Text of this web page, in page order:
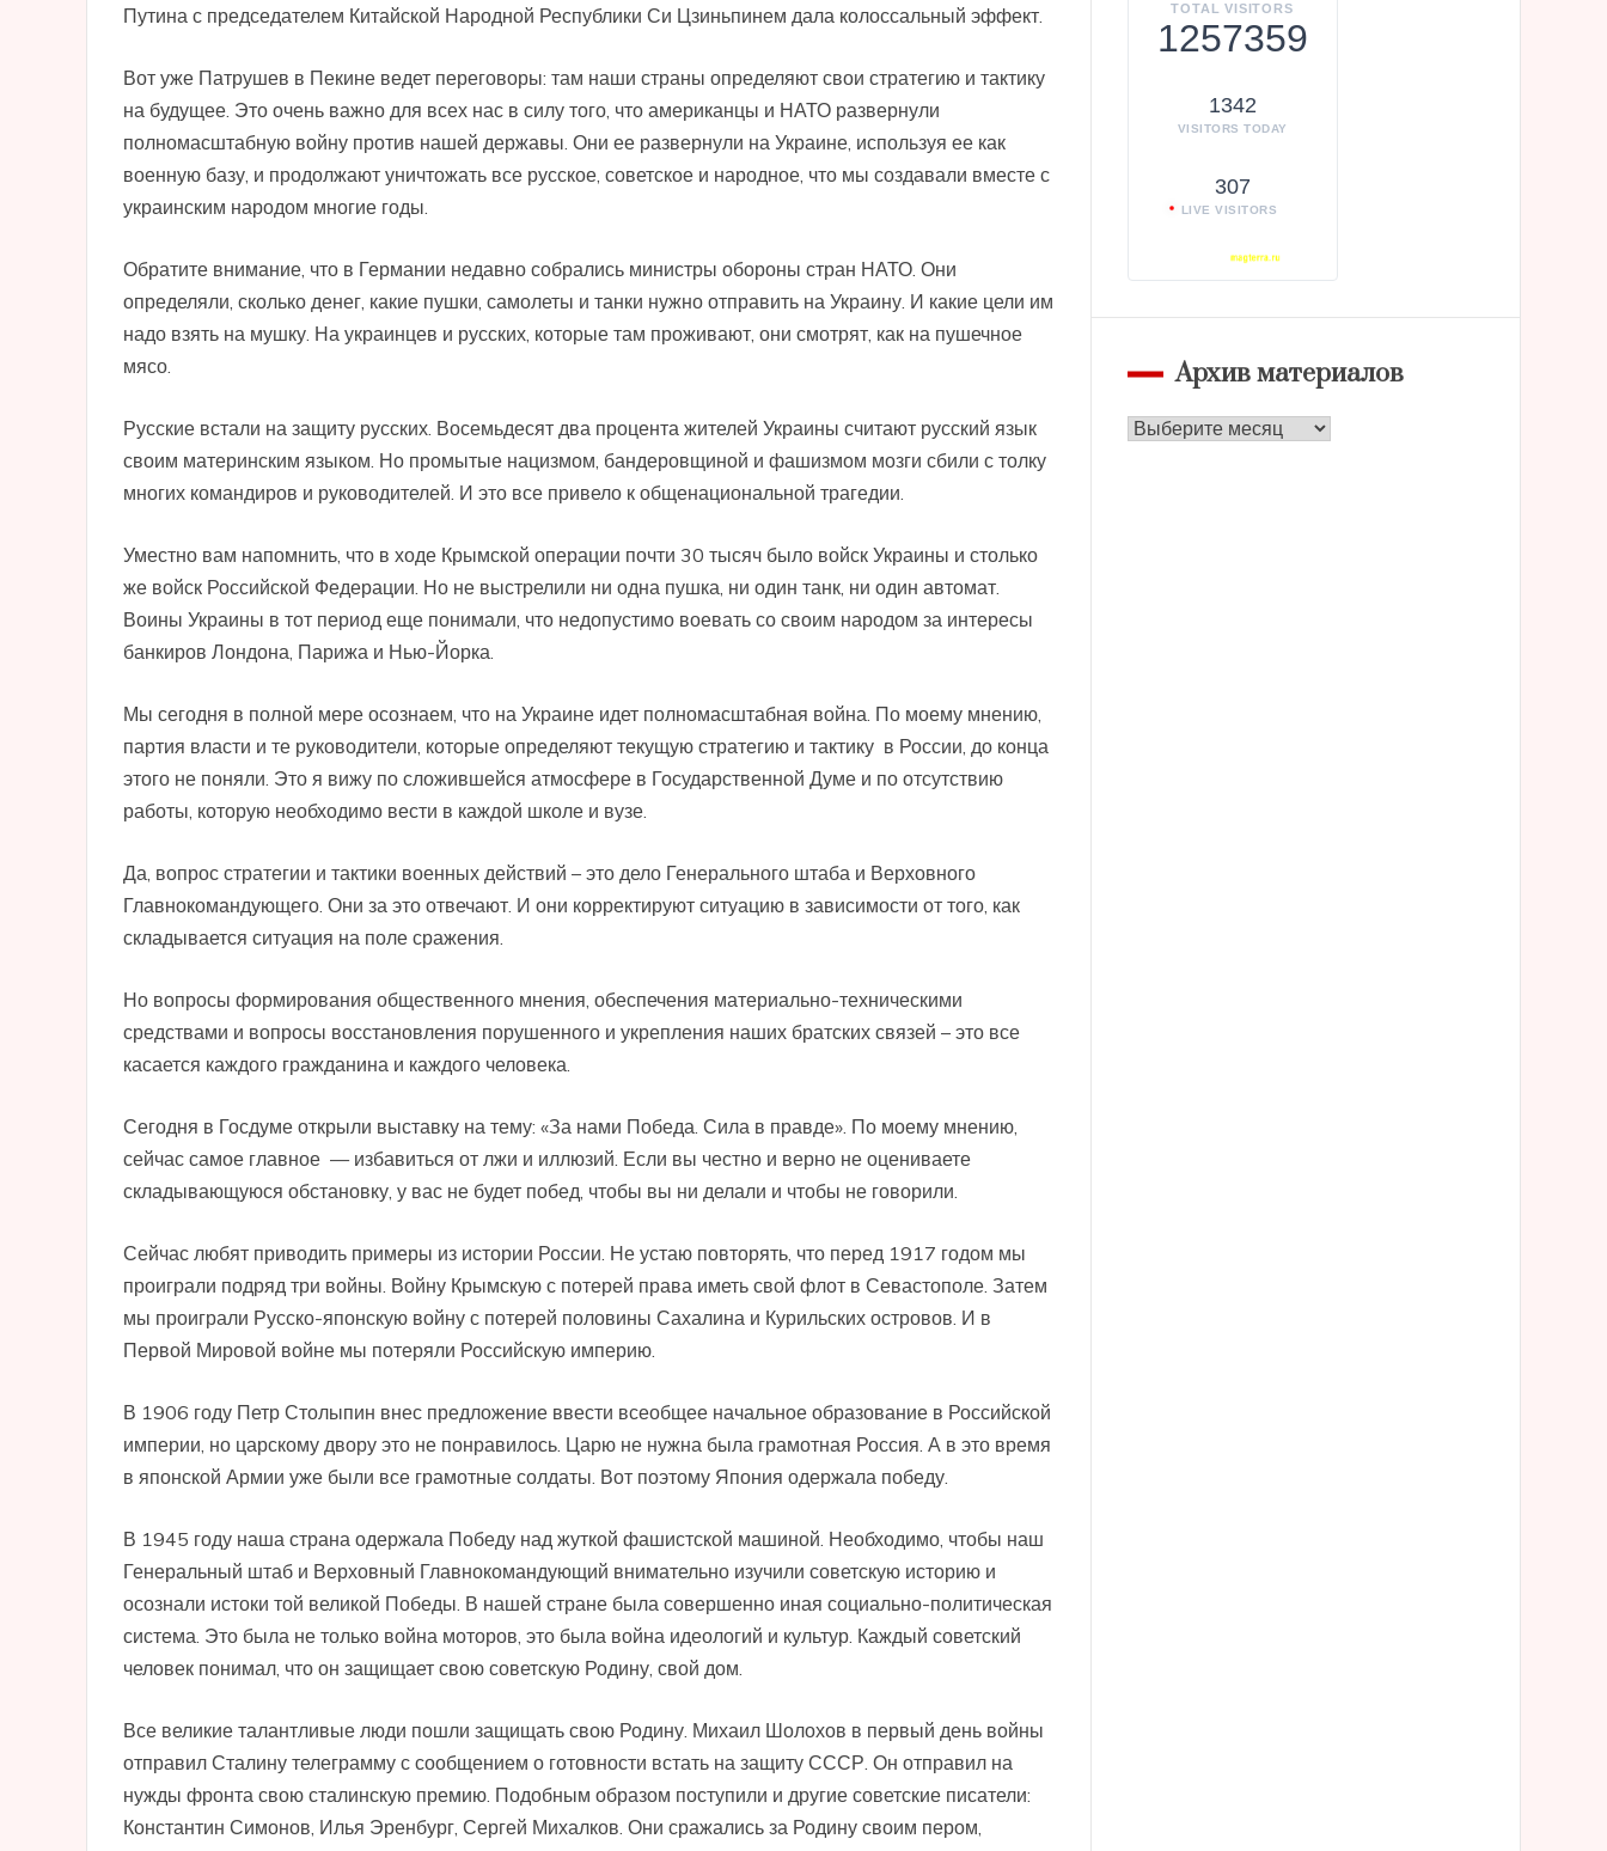
Путина с председателем Китайской Народной Республики Си Цзиньпинем дала колоссальный эффект.
Вот уже Патрушев в Пекине ведет переговоры: там наши страны определяют свои стратегию и тактику
на будущее. Это очень важно для всех нас в силу того, что американцы и НАТО развернули
полномасштабную войну против нашей державы. Они ее развернули на Украине, используя ее как
военную базу, и продолжают уничтожать все русское, советское и народное, что мы создавали вместе с
украинским народом многие годы.
Обратите внимание, что в Германии недавно собрались министры обороны стран НАТО. Они
определяли, сколько денег, какие пушки, самолеты и танки нужно отправить на Украину. И какие цели им
надо взять на мушку. На украинцев и русских, которые там проживают, они смотрят, как на пушечное
мясо.
Русские встали на защиту русских. Восемьдесят два процента жителей Украины считают русский язык
своим материнским языком. Но промытые нацизмом, бандеровщиной и фашизмом мозги сбили с толку
многих командиров и руководителей. И это все привело к общенациональной трагедии.
Уместно вам напомнить, что в ходе Крымской операции почти 30 тысяч было войск Украины и столько
же войск Российской Федерации. Но не выстрелили ни одна пушка, ни один танк, ни один автомат.
Воины Украины в тот период еще понимали, что недопустимо воевать со своим народом за интересы
банкиров Лондона, Парижа и Нью-Йорка.
Мы сегодня в полной мере осознаем, что на Украине идет полномасштабная война. По моему мнению,
партия власти и те руководители, которые определяют текущую стратегию и тактику в России, до конца
этого не поняли. Это я вижу по сложившейся атмосфере в Государственной Думе и по отсутствию
работы, которую необходимо вести в каждой школе и вузе.
Да, вопрос стратегии и тактики военных действий – это дело Генерального штаба и Верховного
Главнокомандующего. Они за это отвечают. И они корректируют ситуацию в зависимости от того, как
складывается ситуация на поле сражения.
Но вопросы формирования общественного мнения, обеспечения материально-техническими
средствами и вопросы восстановления порушенного и укрепления наших братских связей – это все
касается каждого гражданина и каждого человека.
Сегодня в Госдуме открыли выставку на тему: «За нами Победа. Сила в правде». По моему мнению,
сейчас самое главное — избавиться от лжи и иллюзий. Если вы честно и верно не оцениваете
складывающуюся обстановку, у вас не будет побед, чтобы вы ни делали и чтобы не говорили.
Сейчас любят приводить примеры из истории России. Не устаю повторять, что перед 1917 годом мы
проиграли подряд три войны. Войну Крымскую с потерей права иметь свой флот в Севастополе. Затем
мы проиграли Русско-японскую войну с потерей половины Сахалина и Курильских островов. И в
Первой Мировой войне мы потеряли Российскую империю.
В 1906 году Петр Столыпин внес предложение ввести всеобщее начальное образование в Российской
империи, но царскому двору это не понравилось. Царю не нужна была грамотная Россия. А в это время
в японской Армии уже были все грамотные солдаты. Вот поэтому Япония одержала победу.
В 1945 году наша страна одержала Победу над жуткой фашистской машиной. Необходимо, чтобы наш
Генеральный штаб и Верховный Главнокомандующий внимательно изучили советскую историю и
осознали истоки той великой Победы. В нашей стране была совершенно иная социально-политическая
система. Это была не только война моторов, это была война идеологий и культур. Каждый советский
человек понимал, что он защищает свою советскую Родину, свой дом.
Все великие талантливые люди пошли защищать свою Родину. Михаил Шолохов в первый день войны
отправил Сталину телеграмму с сообщением о готовности встать на защиту СССР. Он отправил на
нужды фронта свою сталинскую премию. Подобным образом поступили и другие советские писатели:
Константин Симонов, Илья Эренбург, Сергей Михалков. Они сражались за Родину своим пером,
TOTAL VISITORS
1257359
1342
VISITORS TODAY
307
LIVE VISITORS
Архив материалов
Архив